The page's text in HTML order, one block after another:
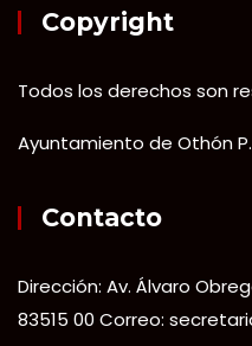
Copyright
Todos los derechos son
Ayuntamiento de Othón
Contacto
Dirección: Av. Álvaro
83515 00 Correo: